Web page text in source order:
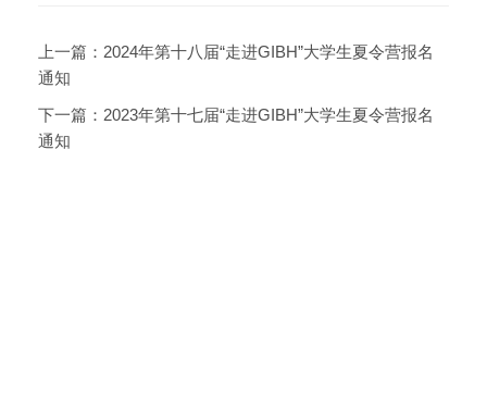
上一篇： 2024年第十八届“走进GIBH”大学生夏令营报名
通知
下一篇： 2023年第十七届“走进GIBH”大学生夏令营报名
通知